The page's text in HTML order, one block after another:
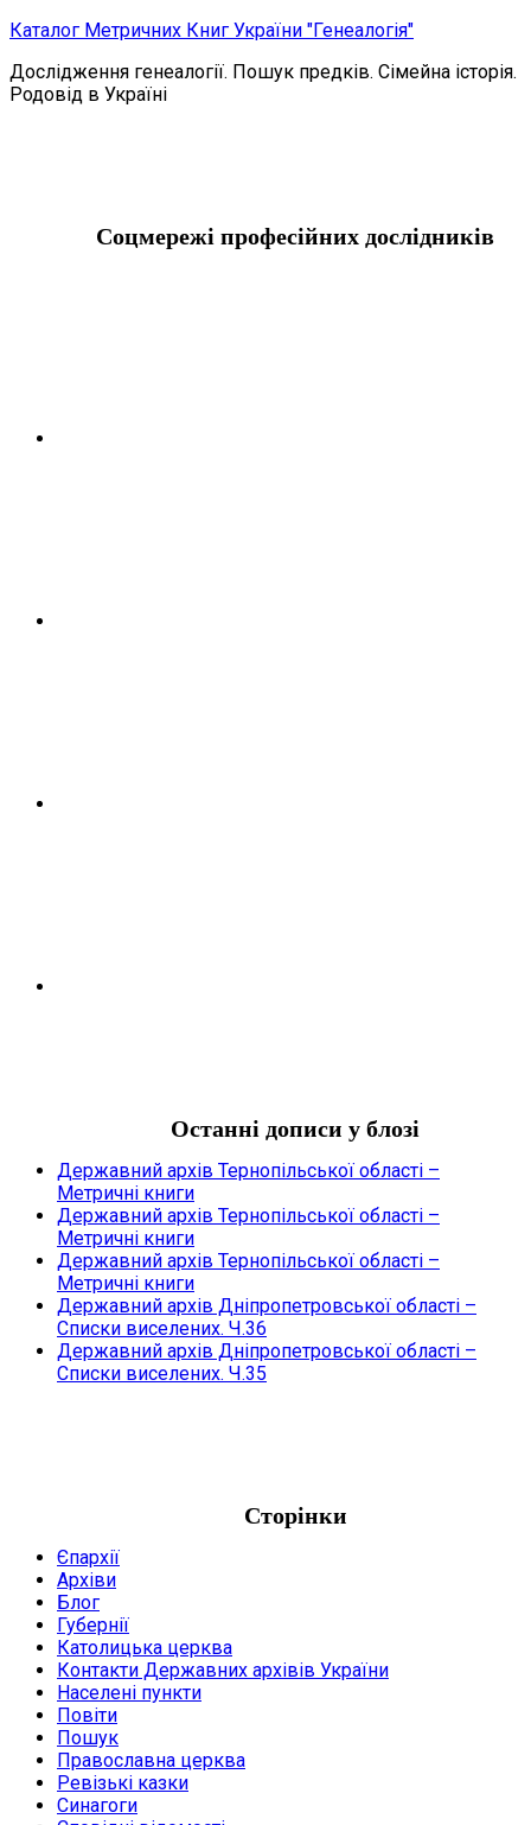
Skip
content
Каталог Метричних Книг України "Генеалогія"
Дослідження генеалогії. Пошук предків. Сімейна історія.
Родовід в Україні
Соцмережі професійних дослідників
Останні дописи у блозі
Державний архів Тернопільської області –
Метричні книги
Державний архів Тернопільської області –
Метричні книги
Державний архів Тернопільської області –
Метричні книги
Державний архів Дніпропетровської області –
Списки виселених. Ч.36
Державний архів Дніпропетровської області –
Списки виселених. Ч.35
Сторінки
Єпархії
Архіви
Блог
Губернії
Католицька церква
Контакти Державних архівів України
Населені пункти
Повіти
Пошук
Православна церква
Ревізькі казки
Синагоги